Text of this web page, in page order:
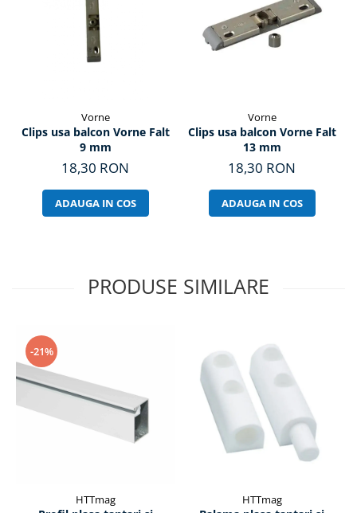
Vorne
Clips usa balcon Vorne Falt
9 mm
18,30 RON
ADAUGA IN COS
Vorne
Clips usa balcon Vorne Falt
13 mm
18,30 RON
ADAUGA IN COS
PRODUSE SIMILARE
-21%
HTTmag HTTmag